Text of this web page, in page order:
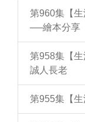
第960集【生
──繪本分享
第958集【
誠人長老
第955集【